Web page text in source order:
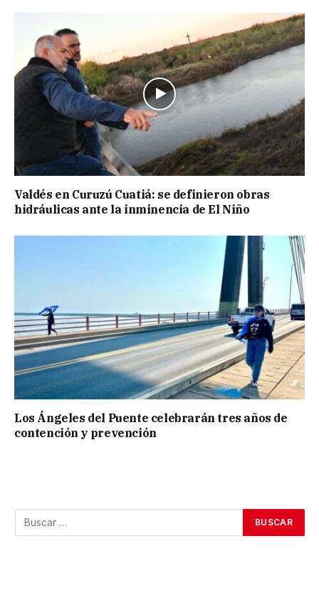
Valdés en Curuzú Cuatiá: se definieron obras
hidráulicas ante la inminencia de El Niño
Los Ángeles del Puente celebrarán tres años de
contención y prevención